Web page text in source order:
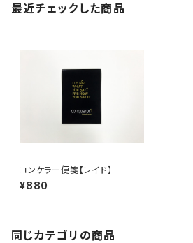
最近チェックした商品
コンケラー便箋【レイド】
¥880
同じカテゴリの商品